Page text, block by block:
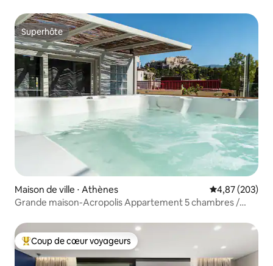
Superhôte
Superhôte
Maison de ville ⋅ Athènes Évaluation
4,87 (203)
Grande maison-Acropolis Appartement 5 chambres /
Coups de cœur voyageurs les plus appréciés
Coup de cœur voyageurs